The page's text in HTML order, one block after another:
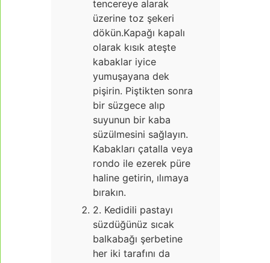
tencereye alarak
üzerine toz şekeri
dökün.Kapağı kapalı
olarak kısık ateşte
kabaklar iyice
yumuşayana dek
pişirin. Piştikten sonra
bir süzgece alıp
suyunun bir kaba
süzülmesini sağlayın.
Kabakları çatalla veya
rondo ile ezerek püre
haline getirin, ılımaya
bırakın.
2. Kedidili pastayı
süzdüğünüz sıcak
balkabağı şerbetine
her iki tarafını da